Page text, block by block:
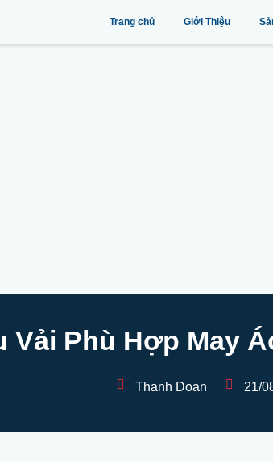
Trang chủ Giới Thiệu
Vải Phù Hợp May
Thanh Doan 21/